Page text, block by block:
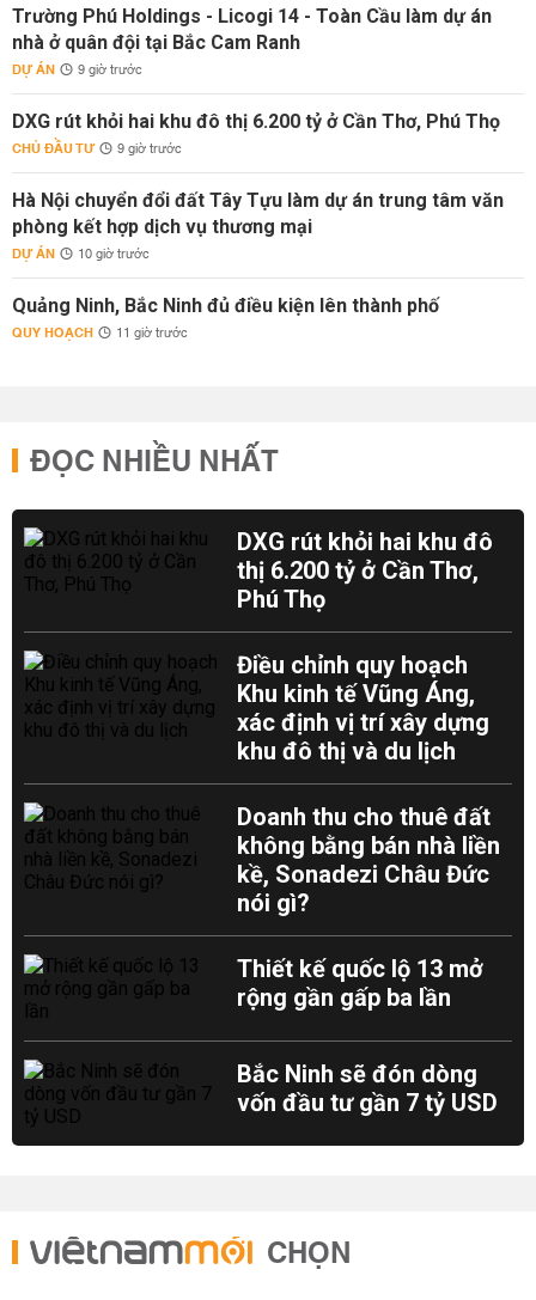
Trường Phú Holdings - Licogi 14 - Toàn Cầu làm dự án
nhà ở quân đội tại Bắc Cam Ranh
DỰ ÁN 9 giờ trước
DXG rút khỏi hai khu đô thị 6.200 tỷ ở Cần Thơ, Phú Thọ
CHỦ ĐẦU TƯ 9 giờ trước
Hà Nội chuyển đổi đất Tây Tựu làm dự án trung tâm văn
phòng kết hợp dịch vụ thương mại
DỰ ÁN 10 giờ trước
Quảng Ninh, Bắc Ninh đủ điều kiện lên thành phố
QUY HOẠCH 11 giờ trước
ĐỌC NHIỀU NHẤT
DXG rút khỏi hai khu đô
thị 6.200 tỷ ở Cần Thơ,
Phú Thọ
Điều chỉnh quy hoạch
Khu kinh tế Vũng Áng,
xác định vị trí xây dựng
khu đô thị và du lịch
Doanh thu cho thuê đất
không bằng bán nhà liền
kề, Sonadezi Châu Đức
nói gì?
Thiết kế quốc lộ 13 mở
rộng gần gấp ba lần
Bắc Ninh sẽ đón dòng
vốn đầu tư gần 7 tỷ USD
CHỌN